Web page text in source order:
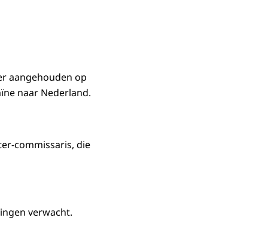
aangehouden op
naar Nederland.
commissaris, die
verwacht.